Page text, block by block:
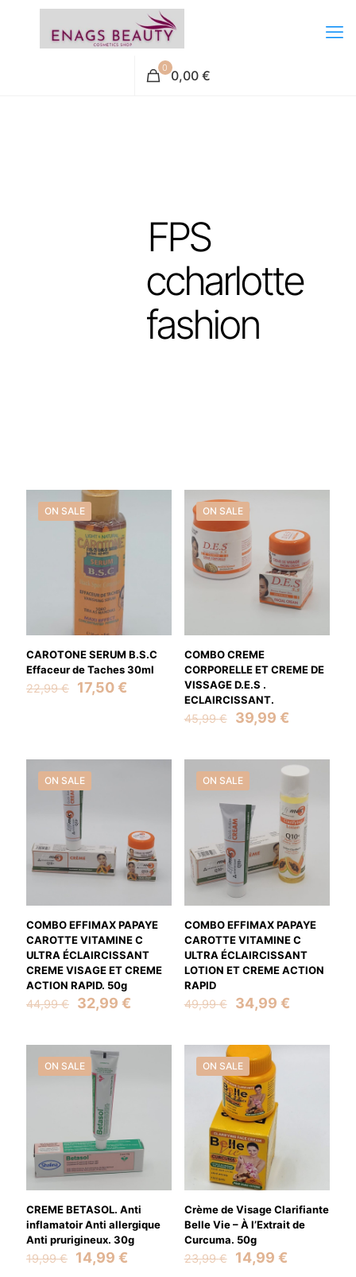
0 0,00 €
FPS
ccharlotte
fashion
ON SALE
CAROTONE SERUM B.S.C
Effaceur de Taches 30ml
22,99€
Original
17,50€
ON SALE
COMBO CREME
CORPORELLE ET CREME DE
VISSAGE D.E.S .
ECLAIRCISSANT.
45,99€
Original
45,99 €.
39,99 €Current
39,99 €.
ON SALE
COMBO EFFIMAX PAPAYE
CAROTTE VITAMINE C
ULTRA ÉCLAIRCISSANT
CREME VISAGE ET CREME
ACTION RAPID. 50g
44,99€
Original
44,99 €.
32,99 €
32,99 €.
ON SALE
COMBO EFFIMAX PAPAYE
CAROTTE VITAMINE C
ULTRA ÉCLAIRCISSANT
LOTION ET CREME ACTION
RAPID
49,99€
Original
49,99 €.
34,99 €Current
34,99 €.
ON SALE
CREME BETASOL. Anti
inflamatoir Anti allergique
Anti prurigineux. 30g
19,99€
Original
14,99 €
ON SALE
Crème de Visage Clarifiante
Belle Vie – À l’Extrait de
Curcuma. 50g
23,99€
Original
14,99 €Current